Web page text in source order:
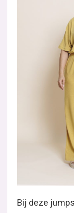
Bij deze